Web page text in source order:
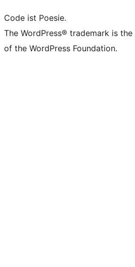
Code ist Poesie.
The WordPress® trademark is
of the WordPress Foundation.